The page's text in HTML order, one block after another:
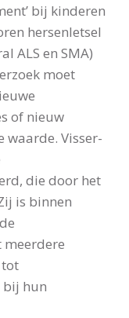
bij kinderen
hersenletsel
ALS en SMA)
moet
of nieuw
waarde. Visser-
die door het
is binnen
meerdere
bij hun